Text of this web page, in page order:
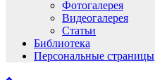
Фотогалерея
Видеогалерея
Статьи
Библиотека
Персональные страницы